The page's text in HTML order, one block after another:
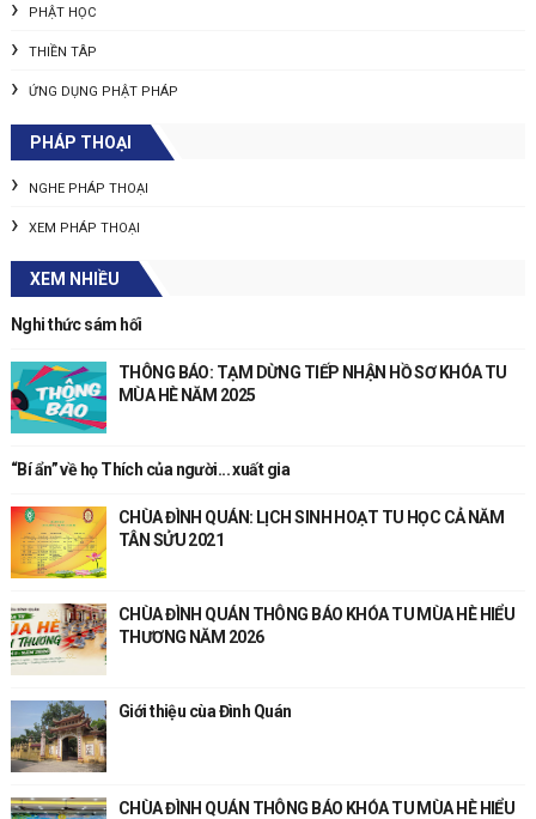
PHẬT HỌC
THIỀN TÂP
ỨNG DỤNG PHẬT PHÁP
PHÁP THOẠI
NGHE PHÁP THOẠI
XEM PHÁP THOẠI
XEM NHIỀU
Nghi thức sám hối
THÔNG BÁO: TẠM DỪNG TIẾP NHẬN HỒ SƠ KHÓA TU
MÙA HÈ NĂM 2025
“Bí ẩn” về họ Thích của người... xuất gia
CHÙA ĐÌNH QUÁN: LỊCH SINH HOẠT TU HỌC CẢ NĂM
TÂN SỬU 2021
CHÙA ĐÌNH QUÁN THÔNG BÁO KHÓA TU MÙA HÈ HIỂU
THƯƠNG NĂM 2026
Giới thiệu cùa Đình Quán
CHÙA ĐÌNH QUÁN THÔNG BÁO KHÓA TU MÙA HÈ HIỂU